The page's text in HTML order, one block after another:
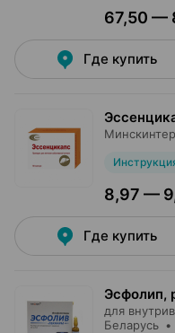
67,50 —
Где купить
8,97 —
Где купить
Эсфолип,
для
Беларусь •